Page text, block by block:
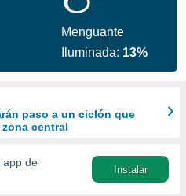
Menguante
Iluminada: 13%
paso a un ciclón que
central
app de
Instalar